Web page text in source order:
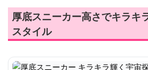
厚底スニーカー高さでキラキ
スタイル